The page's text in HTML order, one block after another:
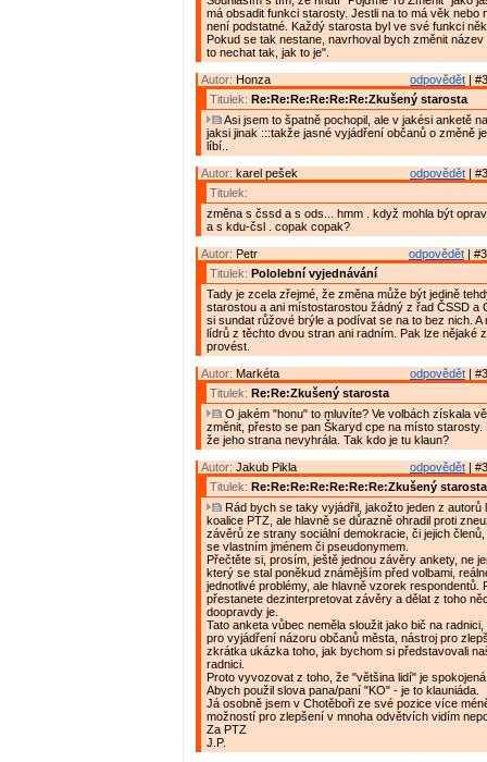
má obsadit funkci starosty. Jestli na to má věk nebo
není podstatné. Každý starosta byl ve své funkci
Pokud se tak nestane, navrhoval bych změnit název
to nechat tak, jak to je".
odpovědět |
Autor: Honza
Titulek: Re:Re:Re:Re:Re:Re:Zkušený starosta
Asi jsem to špatně pochopil, ale v jakési anketě
jaksi jinak :::takže jasné vyjádření občanů o změně
líbí..
odpovědět |
Autor: karel pešek
Titulek:
změna s čssd a s ods... hmm . když mohla být
a s kdu-čsl . copak copak?
odpovědět |
Autor: Petr
Titulek: Pololební vyjednávání
Tady je zcela zřejmé, že změna může být jedině
starostou a ani místostarostou žádný z řad ČSSD a
si sundat růžové brýle a podívat se na to bez nich. A
lídrů z těchto dvou stran ani radním. Pak lze nějaké
provést.
odpovědět |
Autor: Markéta
Titulek: Re:Re:Zkušený starosta
O jakém "honu" to mluvíte? Ve volbách získala
změnit, přesto se pan Škaryd cpe na místo starosty.
že jeho strana nevyhrála. Tak kdo je tu klaun?
odpovědět |
Autor: Jakub Pikla
Titulek: Re:Re:Re:Re:Re:Re:Re:Zkušený starosta
Rád bych se taky vyjádřil, jakožto jeden z autorů
koalice PTZ, ale hlavně se důrazně ohradil proti
závěrů ze strany sociální demokracie, či jejich
se vlastním jménem či pseudonymem.
Přečtěte si, prosím, ještě jednou závěry ankety, ne
který se stal poněkud známějším před volbami,
jednotlivé problémy, ale hlavně vzorek respondentů.
přestanete dezinterpretovat závěry a dělat z toho
doopravdy je.
Tato anketa vůbec neměla sloužit jako bič na
pro vyjádření názoru občanů města, nástroj pro
zkrátka ukázka toho, jak bychom si představovali
radnici.
Proto vyvozovat z toho, že "většina lidí" je
Abych použil slova pana/paní "KO" - je to klauniáda.
Já osobně jsem v Chotěboři ze své pozice více
možností pro zlepšení v mnoha odvětvích vidím
Za PTZ
J.P.